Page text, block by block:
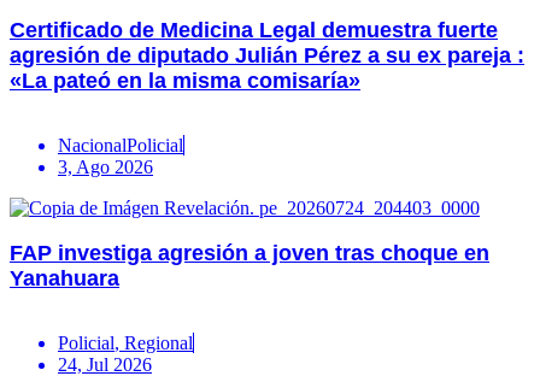
Certificado de Medicina Legal demuestra fuerte
agresión de diputado Julián Pérez a su ex pareja :
«La pateó en la misma comisaría»
NacionalPolicial
3, Ago 2026
FAP investiga agresión a joven tras choque en
Yanahuara
Policial, Regional
24, Jul 2026